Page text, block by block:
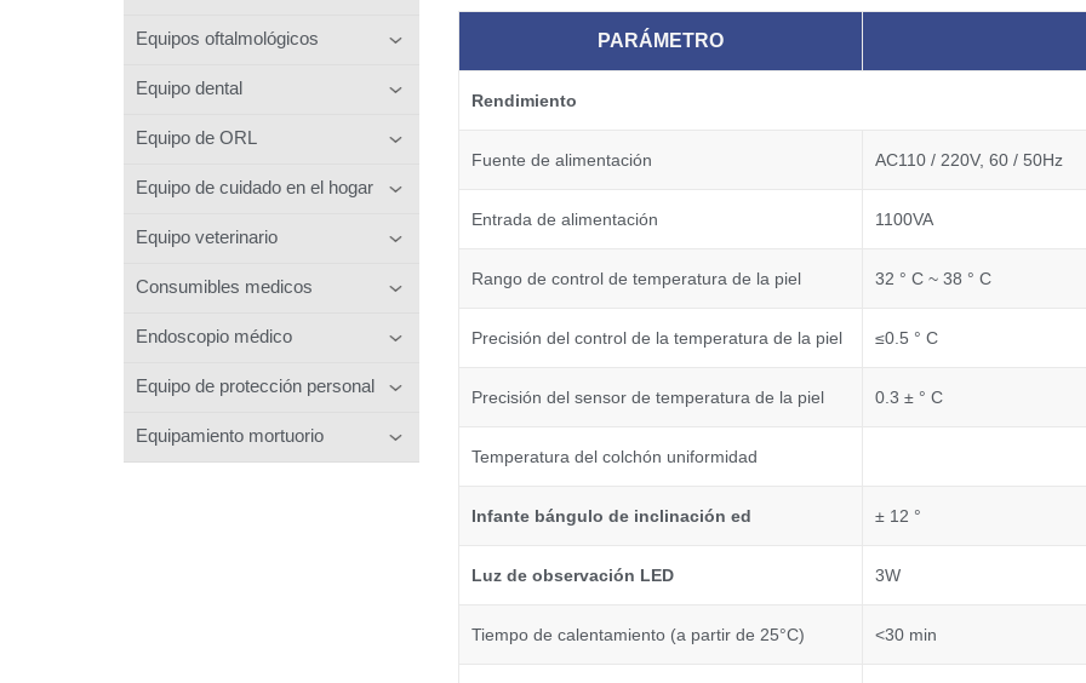
Equipos oftalmológicos
Equipo dental
Equipo de ORL
Equipo de cuidado en el hogar
Equipo veterinario
Consumibles medicos
Endoscopio médico
Equipo de protección personal
Equipamiento mortuorio
PARÁMETRO
Rendimiento
Fuente de alimentación AC110 / 220V, 60 / 50Hz
Entrada de alimentación 1100VA
Rango de control de temperatura de la piel 32 ° C ~ 38 ° C
Precisión del control de la temperatura de la piel ≤0.5 ° C
Precisión del sensor de temperatura de la piel 0.3 ± ° C
Temperatura del colchón uniformidad
Infante bángulo de inclinación ed ± 12 °
Luz de observación LED 3W
Tiempo de calentamiento (a partir de 25°C) <30 min